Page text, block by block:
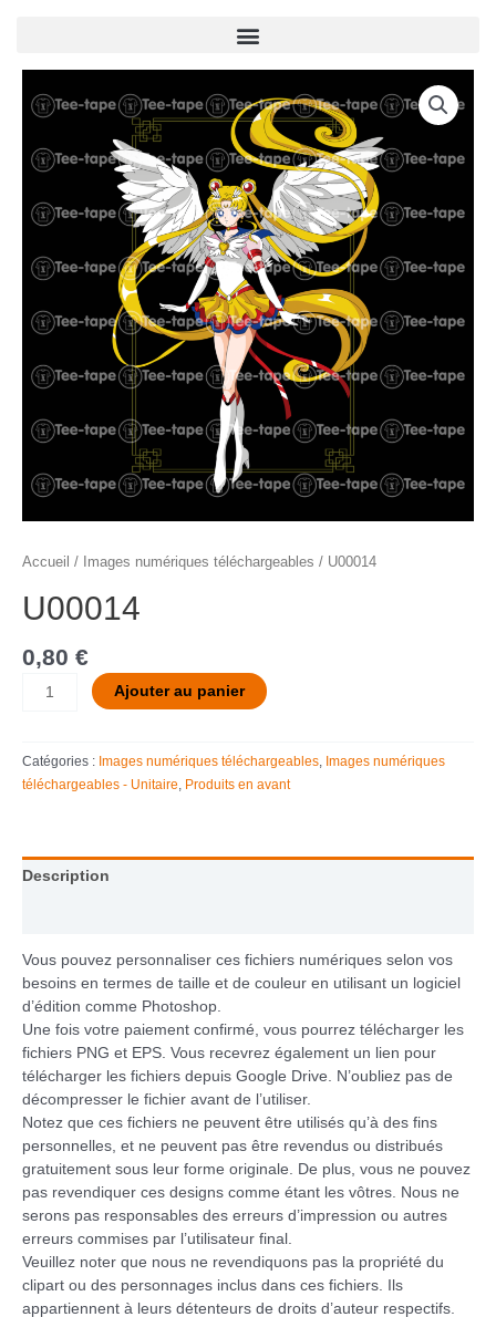
Menu
Accueil / Images numériques téléchargeables / U00014
U00014
0,80 €
de
Ajouter au panier
Catégories : Images numériques téléchargeables Images numériques
téléchargeables - Unitaire Produits en avant
Description
Vous pouvez personnaliser ces fichiers numériques selon vos
besoins en termes de taille et de couleur en utilisant un logiciel
d’édition comme Photoshop.
Une fois votre paiement confirmé, vous pourrez télécharger les
fichiers PNG et EPS. Vous recevrez également un lien pour
télécharger les fichiers depuis Google Drive. N’oubliez pas de
décompresser le fichier avant de l’utiliser.
Notez que ces fichiers ne peuvent être utilisés qu’à des fins
personnelles, et ne peuvent pas être revendus ou distribués
gratuitement sous leur forme originale. De plus, vous ne pouvez
pas revendiquer ces designs comme étant les vôtres. Nous ne
serons pas responsables des erreurs d’impression ou autres
erreurs commises par l’utilisateur final.
Veuillez noter que nous ne revendiquons pas la propriété du
clipart ou des personnages inclus dans ces fichiers. Ils
appartiennent à leurs détenteurs de droits d’auteur respectifs.